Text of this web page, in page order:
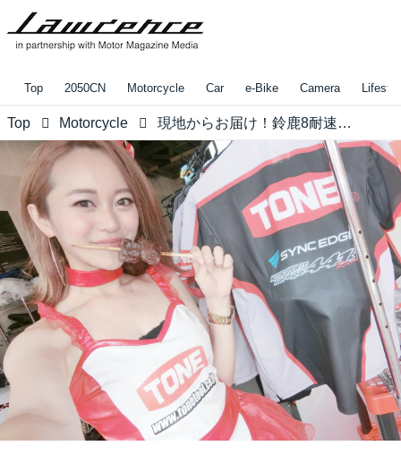
Top 2050CN Motorcycle Car e-Bike Camera
Top Motorcycle 現地からお届け！鈴鹿8耐速報！！【"TONE"RQ三上玲奈のレース記録第6弾。】